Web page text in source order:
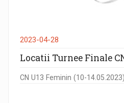
2023-04-28
Locatii Turnee Finale
CN U13 Feminin (10-14.05.2023)